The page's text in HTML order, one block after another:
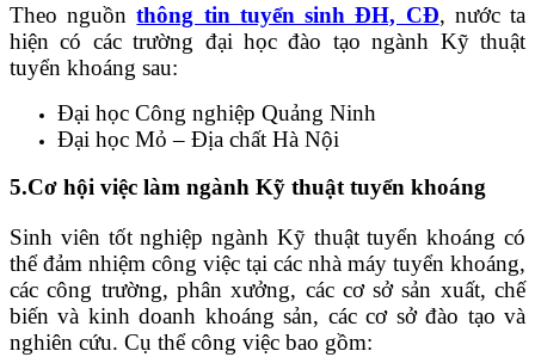
Theo nguồnthông tin tuyển sinh ĐH, CĐ, nước ta
hiện có các trường đại học đào tạo ngành Kỹ thuật
tuyển khoáng sau:
Đại học Công nghiệp Quảng Ninh
Đại học Mỏ – Địa chất Hà Nội
5.Cơ hội việc làm ngành Kỹ thuật tuyển khoáng
Sinh viên tốt nghiệp ngành Kỹ thuật tuyển khoáng có
thể đảm nhiệm công việc tại các nhà máy tuyển khoáng,
các công trường, phân xưởng, các cơ sở sản xuất, chế
biến và kinh doanh khoáng sản, các cơ sở đào tạo và
nghiên cứu. Cụ thể công việc bao gồm: